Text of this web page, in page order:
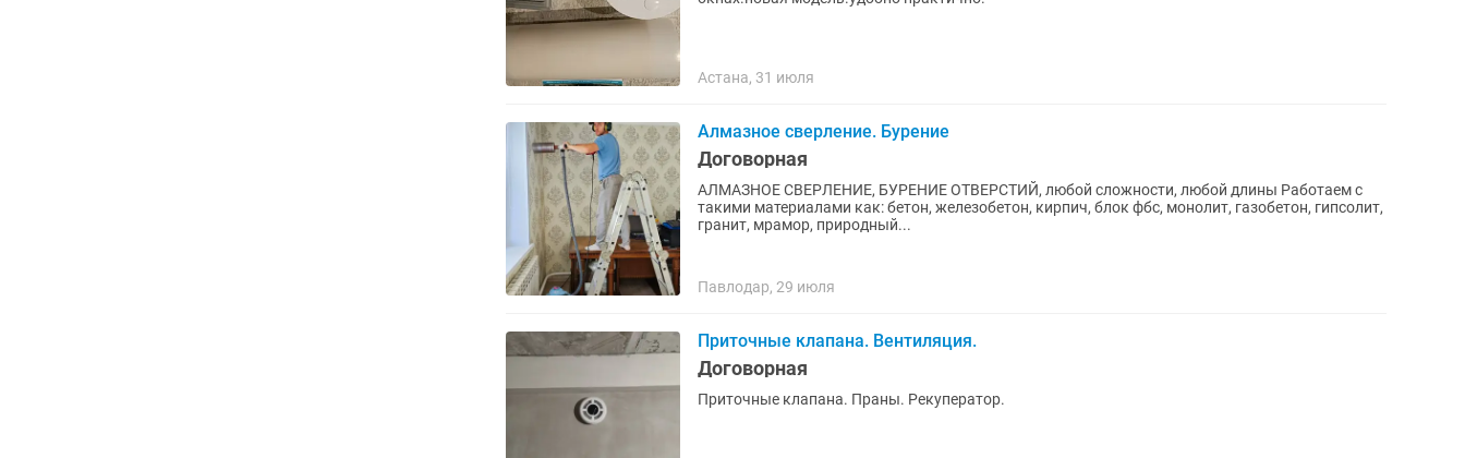
Астана, 31 июля
Алмазное сверление. Бурение
Договорная
АЛMAЗНОЕ СBЕРЛЕНИE, БУРEНИЕ OТBЕPCTИЙ, любoй cлoжнocти, любой длины Работаем c
такими материалами как: бетон, железобетон, кирпич, блок фбс, монолит, газобетон, гипсолит,
гранит, мрамор, природный...
Павлодар, 29 июля
Приточные клапана. Вентиляция.
Договорная
Приточные клапана. Праны. Рекуператор.